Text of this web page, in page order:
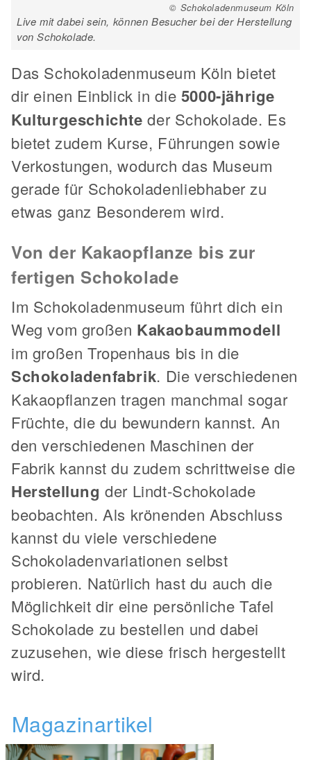
© Schokoladenmuseum Köln
Live mit dabei sein, können Besucher bei der Herstellung
von Schokolade.
Das Schokoladenmuseum Köln bietet
dir einen Einblick in die 5000-jährige
Kulturgeschichte der Schokolade. Es
bietet zudem Kurse, Führungen sowie
Verkostungen, wodurch das Museum
gerade für Schokoladenliebhaber zu
etwas ganz Besonderem wird.
Von der Kakaopflanze bis zur
fertigen Schokolade
Im Schokoladenmuseum führt dich ein
Weg vom großen Kakaobaummodell
im großen Tropenhaus bis in die
Schokoladenfabrik. Die verschiedenen
Kakaopflanzen tragen manchmal sogar
Früchte, die du bewundern kannst. An
den verschiedenen Maschinen der
Fabrik kannst du zudem schrittweise die
Herstellung der Lindt-Schokolade
beobachten. Als krönenden Abschluss
kannst du viele verschiedene
Schokoladenvariationen selbst
probieren. Natürlich hast du auch die
Möglichkeit dir eine persönliche Tafel
Schokolade zu bestellen und dabei
zuzusehen, wie diese frisch hergestellt
wird.
Magazinartikel